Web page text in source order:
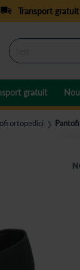
Transport
gratuit
ortopedici ❯